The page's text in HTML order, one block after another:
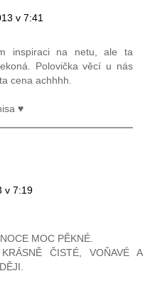
v 7:41
inspiraci na netu, ale ta
Polovička věcí u nás
cena achhhh.
♥
v 7:19
MOC PĚKNÉ.
ČISTÉ, VOŇAVÉ A